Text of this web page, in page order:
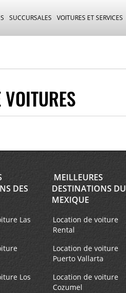
SUCCURSALES VOITURES ET SERVICES
DES
Las
Los
MEILLEURES
DESTINATIONS DU
MEXIQUE
Location de voiture
Rental
Location de voiture
Puerto Vallarta
Location de voiture
Cozumel